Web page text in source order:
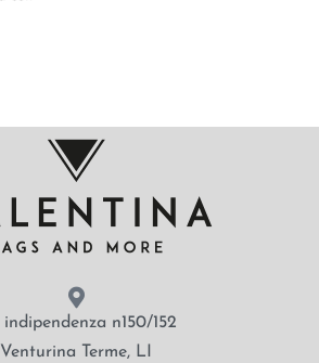
n150/152
Venturina Terme, LI